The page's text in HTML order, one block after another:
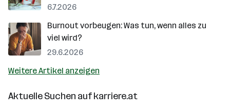
6.7.2026
Burnout vorbeugen: Was tun, wenn alles zu
viel wird?
29.6.2026
Weitere Artikel anzeigen
Aktuelle Suchen aufkarriere.at